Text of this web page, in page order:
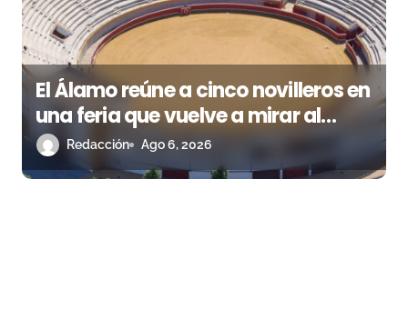
El Álamo reúne a cinco novilleros en
una feria que vuelve a mirar al
futuroRedacción Ago 6, 2026